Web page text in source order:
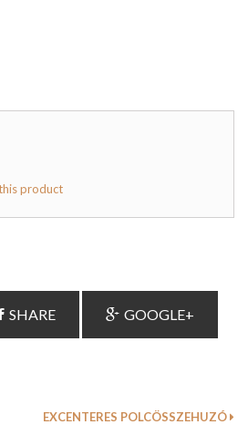
product
SHARE GOOGLE+
EXCENTERES POLCÖSSZEHUZÓ